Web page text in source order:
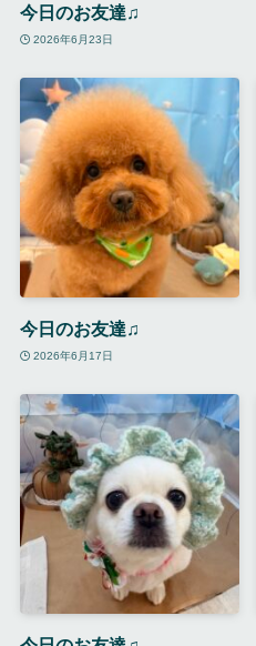
今日のお友達♫
2026年6月23日
今日のお友達♫
2026年6月17日